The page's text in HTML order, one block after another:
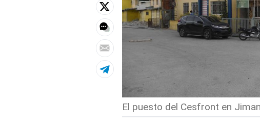
El puesto del Cesfront en